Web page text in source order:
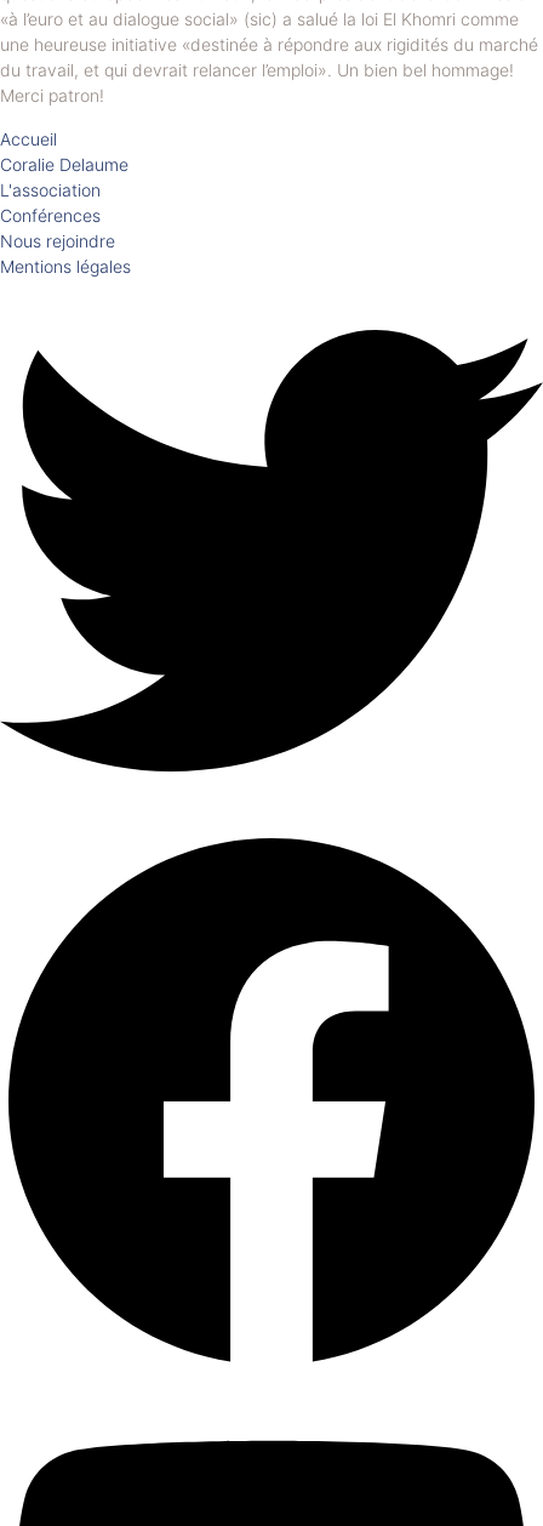
«à l’euro et au dialogue social» (sic) a salué la loi El Khomri comme
une heureuse initiative «destinée à répondre aux rigidités du marché
du travail, et qui devrait relancer l’emploi». Un bien bel hommage!
Merci patron!
Accueil
Coralie Delaume
L'association
Conférences
Nous rejoindre
Mentions légales